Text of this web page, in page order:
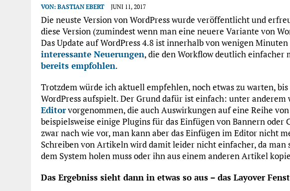
VON: BASTIAN EBERT JUNI 11, 2017
Die neuste Version von WordPress wurde veröffentlicht und
diese Version (zumindest wenn man eine neuere Variante von
Das Update auf WordPress 4.8 ist innerhalb von wenigen
interessante Neuerungen, die den Workflow deutlich einfacher
bereits empfohlen.
Trotzdem würde ich aktuell empfehlen, noch etwas zu warten,
WordPress aufspielt. Der Grund dafür ist einfach: unter anderem
Editorvorgenommen, die auch Auswirkungen auf eine Reihe
beispielsweise einige Plugins für das Einfügen von Bannern oder
zwar nach wie vor, man kann aber das Einfügen im Editor nicht
Schreiben von Artikeln wird damit leider nicht einfacher, da man
dem System holen muss oder ihn aus einem anderen Artikel
Das Ergebniss sieht dann in etwas so aus – das Layover